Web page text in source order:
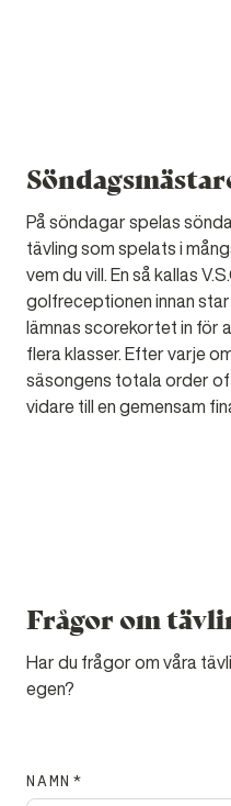
På söndagar spelas
tävling som spelats i
vem du vill. En så kallas
golfreceptionen innan
lämnas scorekortet in för
flera klasser. Efter varje
säsongens totala order
vidare till en gemensam
Frågor om
Har du frågor om våra
egen?
NAMN